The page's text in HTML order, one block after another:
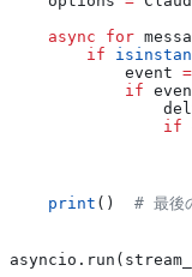
    async
for
        if
            event
=
            if
                if
    print
() # 最後